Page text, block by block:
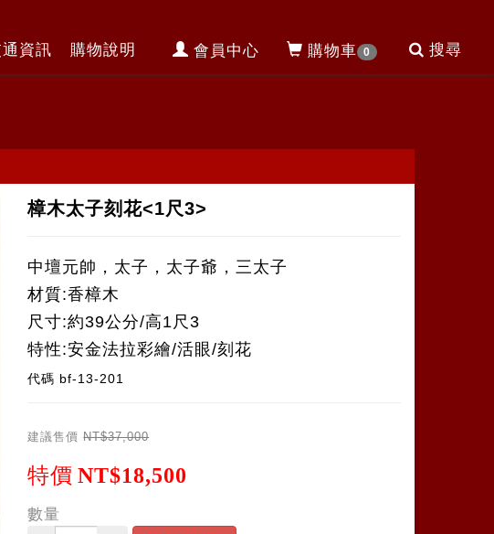
會員中心 購物車 0 搜尋
資訊 購物說明
樟木太子刻花<1尺3>
中壇元帥，太子，太子爺，三太子
材質:香樟木
尺寸:約39公分/高1尺3
特性:安金法拉彩繪/活眼/刻花
代碼 bf-13-201
建議售價 NT$37,000
特價 NT$18,500
數量